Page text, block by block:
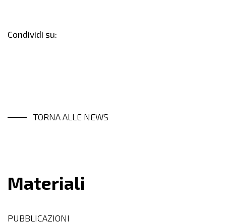
Condividi su:
TORNA ALLE NEWS
Materiali
PUBBLICAZIONI